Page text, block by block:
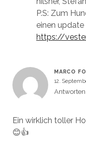
P.S: Zum
einen
https://
MARCO
12.
Antworten
Ein wirklich toller
😊👍